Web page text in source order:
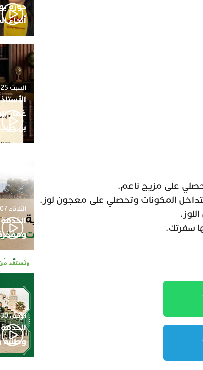
أنحاء
السبت 25 أبريل 2026 - 7:30
غمار
بن طيب
الثلاثاء 07 أبريل 2026 - 5:39
الإثنين 30 مارس 2026 - 2:51
وطنية